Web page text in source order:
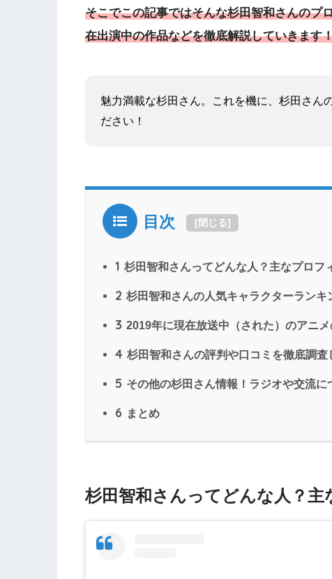
そこでこの記事ではそんな杉田智和さんのプ
在出演中の作品などを徹底解説していきます
魅力満載な杉田さん。これを機に、杉田さん
ださい！
目次 [閉じる]
1 杉田智和さんってどんな人？主なプロフ
2 杉田智和さんの人気キャラクターランキ
3 2019年に現在放送中（された）のアニ
4 杉田智和さんの評判や口コミを徹底調査
5 その他の杉田さん情報！ラジオや交流に
6 まとめ
杉田智和さんってどんな人？